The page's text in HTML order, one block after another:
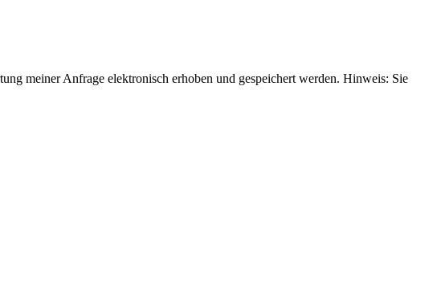
meiner Anfrage elektronisch erhoben und gespeichert werden. Hinweis: Sie